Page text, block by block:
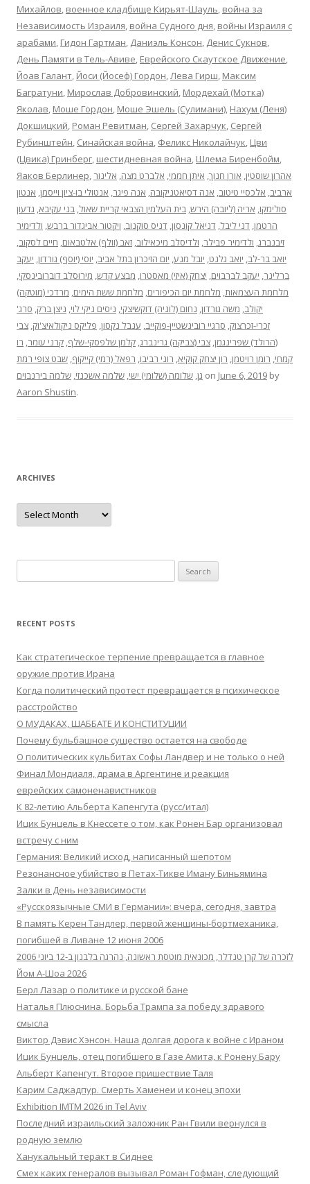
Михайлов, военное кладбище Кирьят-Шауль, война за
Независимость Израиля, война Судного дня, войны Израиля с
арабами, Гидон Гартман, Даниэль Консон, Денис Сукнов,
День Памяти в Тель-Авиве, Еврейского Скаутское Движение,
Йоав Галант, Йоси (Йосеф) Гордон,Лева Гирш, Максим
Багратуни, Мирослав Добровинский, Мордехай (Мотка)
Яколав, Моше Гордон, Моше Эшель (Сулимани), Нахум (Леня)
Докшицкий, Роман Ревитман, Сергей Захарчук, Сергей
Рубинштейн, Синайская война, Феликс Николайчук, Цви
(Цвика) Гринберг, шестидневная война, Шлема Биренбойм,
Яаков Берлинер, אהרון שוסטין, אורן חנוך, איתן חממי, אלברט מצה, אלינור
ארביב, אלכסיי טיטוב, אנה דסיאטניקובה, אנה פיגר, אנטולי בו-ציון וייסמן, אנטון
סולימקו, אריה (ליובה) הירש, בית העלמין הצבאי קריית שאול, בני עקיבא, גדעון
הרטמן, דני ליבל, דניאל קונסון, דניס סוקנוב, ויקטור אביגדור ברבש, ולדימיר
זיבנברג, ולדימיר פבילר, ולדיסלב מיכאילוב, זאב (וולף) אלטבאום, חיים לסקוב,
יואב בר-לב, יואב גלנט, יובל מנע, יום הזיכרון בתל אביב, יוסי (יוסף) גורדון, יעקב
ברלינר, יעקב לברבוים, יצחק (איזי) מאסטרו, מבצע קדש, מירוסלב דוברובינסקי,
מלחמת העצמאות, מלחמת יום הכיפורים, מלחמת ששת הימים, מרדכי (מוטקה)
יקולב, משה גורדון, נחום (לוניה) דוקשיצקי, ניסים ניקי לוי, ניצן ברק, סרג'
זכרי-זכרצוק, סרגיי רובינשטיין-פוקייב, ענבל נקסון, פליקס ניקולאיצ'וק, צבי
(הרולד) שפרינגמן, צבי (צביקה) גרינברג, קלמן שלפסקי-שלף, קרני עומר, רו
קמחי, רומן רויטמן, רון יצחק קוקיא, רוני רביבו, רפאל (רמי) קייקוף, שבט צופי רמת
גן, שלומה (שלומי) ישי, שלמה אשכנזי, שלמה בירנבוים on June 6, 2019 by
Aaron Shustin.
ARCHIVES
Archives
for:
RECENT POSTS
Как стратегическое терпение превращается в главное
оружие против Ирана
Когда политический протест превращается в психическое
расстройство
О МУДАКАХ, ШАББАТЕ И КОНСТИТУЦИИ
Почему бульбашное существо остается на свободе
О политических кульбитах Софы Ландвер и не только о ней
Финал Мондиаля, драма в Аргентине и реакция
еврейских самоненавистников
К 82-летию Альберта Капенгута (русс/итал)
Ицик Бунцель в Кнессете о том, как Ронен Бар организовал
встречу с ним
Германия: Великий исход, написанный шепотом
Резонансное убийство в Петах-Тикве Иману Биньямина
Залки в День независимости
«Русскоязычные СМИ в Германии»: вчера, сегодня, завтра
В память Керен Тандлер, первой женщины-бортмеханика,
погибшей в Ливане 12 июня 2006
לזכרה של קרן טנדלר, מכונאית מוטסת ראשונה, נהרגה בלבנון ב-12 ביוני 2006
Йом А-Шоа 2026
Берл Лазар о политике и русской бане
Наталья Плюснина. Борьба Трампа за победу здравого
смысла
Виктор Дэвис Хэнсон. Наша долгая дорога к войне с Ираном
Ицик Бунцель, отец погибшего в Газе Амита, к Ронену Бару
Альберт Капенгут. Второе пришествие Таля
Карим Саджадпур. Смерть Хаменеи и конец эпохи
Exhibition IMTM 2026 in Tel Aviv
Последний израильский заложник Ран Гвили вернулся в
родную землю
Ханукальный теракт в Сиднее
Смех каких генералов вызывал Роман Гофман, следующий